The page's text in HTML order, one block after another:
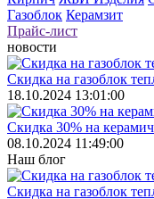
Газоблок Керамзит
Прайс-лист
новости
Скидка на газоблок
18.10.2024 13:01:00
Скидка 30% на
08.10.2024 11:49:00
Наш блог
Скидка на газоблок